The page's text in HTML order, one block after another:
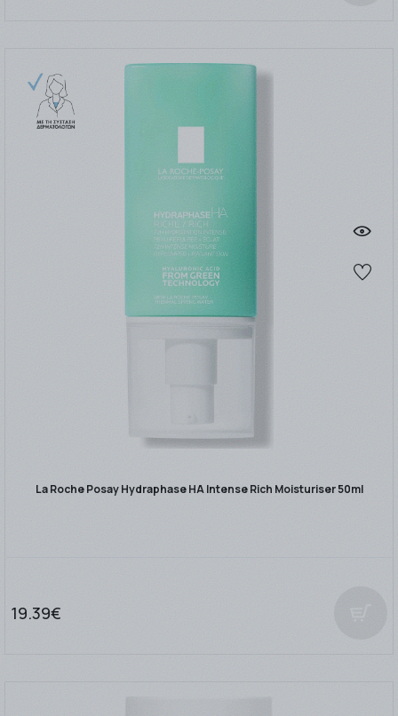
La Roche Posay Hydraphase HA Intense Rich Moisturiser 50ml
19.39€